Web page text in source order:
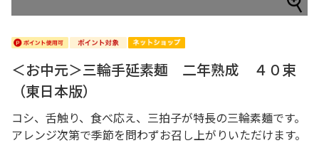
＜お中元＞三輪手延素麺 二年熟成 ４０束
（東日本版）
コシ、舌触り、食べ応え、三拍子が特長の三輪素麺です。
アレンジ次第で季節を問わずお召し上がりいただけます。